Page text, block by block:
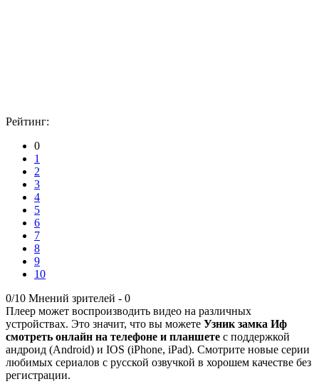
Рейтинг:
0
1
2
3
4
5
6
7
8
9
10
0/10 Мнений зрителей - 0
Плеер может воспроизводить видео на различных
устройствах. Это значит, что вы можете Узник замка Иф
смотреть онлайн на телефоне и планшете с поддержкой
андроид (Android) и IOS (iPhone, iPad). Смотрите новые серии
любимых сериалов с русской озвучкой в хорошем качестве без
регистрации.